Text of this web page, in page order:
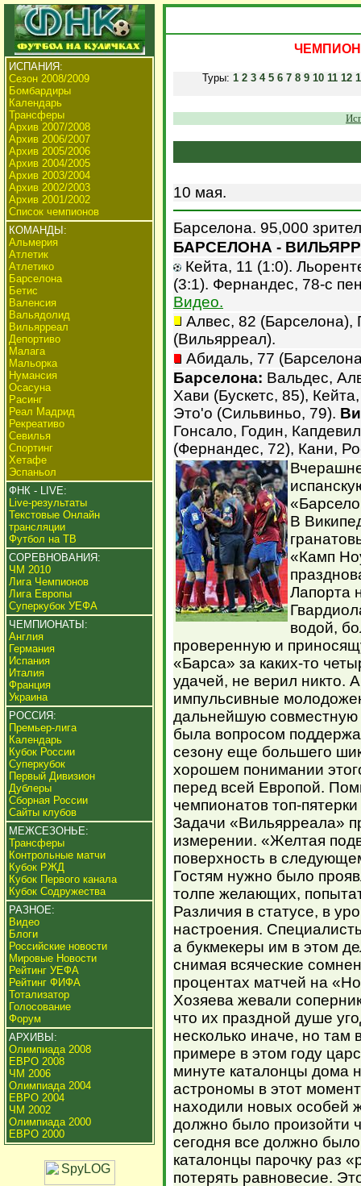
ИСПАНИЯ:
Сезон 2008/2009
Бомбардиры
Календарь
Трансферы
Архив 2007/2008
Архив 2006/2007
Архив 2005/2006
Архив 2004/2005
Архив 2003/2004
Архив 2002/2003
Архив 2001/2002
Список чемпионов
КОМАНДЫ:
Альмерия
Атлетик
Атлетико
Барселона
Бетис
Валенсия
Вальядолид
Вильярреал
Депортиво
Малага
Мальорка
Нумансия
Осасуна
Расинг
Реал Мадрид
Рекреативо
Севилья
Спортинг
Хетафе
Эспаньол
ФНК - LIVE:
Live-результаты
Текстовые Онлайн
трансляции
Футбол на ТВ
СОРЕВНОВАНИЯ:
ЧМ 2010
Лига Чемпионов
Лига Европы
Суперкубок УЕФА
ЧЕМПИОНАТЫ:
Англия
Германия
Испания
Италия
Франция
Украина
РОССИЯ:
Премьер-лига
Календарь
Кубок России
Суперкубок
Первый Дивизион
Дублеры
Сборная России
Сайты клубов
МЕЖСЕЗОНЬЕ:
Трансферы
Контрольные матчи
Кубок РЖД
Кубок Первого канала
Кубок Содружества
РАЗНОЕ:
Видео
Блоги
Российские новости
Мировые Новости
Рейтинг УЕФА
Рейтинг ФИФА
Тотализатор
Голосование
Форум
АРХИВЫ:
Олимпиада 2008
ЕВРО 2008
ЧМ 2006
Олимпиада 2004
ЕВРО 2004
ЧМ 2002
Олимпиада 2000
ЕВРО 2000
Туры: 1 2 3 4 5 6 7 8 9 10 11 12
10 мая.
Барселона. 95,000
БАРСЕЛОНА -
Кейта, 11 (1:0).
(3:1). Фернандес, 78-с
Видео.
Алвес, 82 (Барселона),
(Вильярреал).
Абидаль, 77
Барселона: Вальдес,
Хави (Бускетс, 85),
Это'о (Сильвиньо, 79).
Гонсало, Годин,
(Фернандес, 72), Кани,
В
«Камп
Лапорта
водой,
проверенную и
«Барса» за каких-то
удачей, не верил никто.
импульсивные
дальнейшую
была вопросом
сезону еще большего
хорошем понимании
перед всей Европой.
чемпионатов топ-
Задачи «Вильярреала»
измерении. «Желтая
поверхность в
Гостям нужно было
толпе желающих,
Различия в статусе, в
настроения.
а букмекеры им в этом
снимая всяческие
процентах матчей на
Хозяева жевали
что их праздной душе
несколько иначе, но там
примере в этом году
минуте каталонцы дома
астрономы в этот
находили новых особей
должно было произойти
сегодня все должно
каталонцы парочку раз
потерять равновесие.